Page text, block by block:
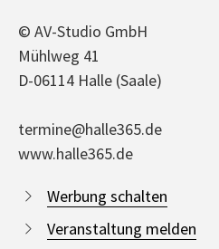
© AV-Studio GmbH
Mühlweg 41
D-06114 Halle (Saale)
termine@halle365.de
www.halle365.de
Werbung schalten
Veranstaltung melden